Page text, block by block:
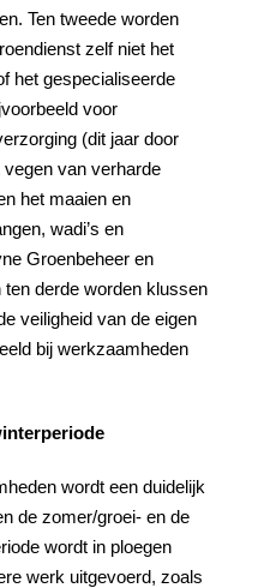
Ten tweede worden
zelf niet het
het gespecialiseerde
voor
(dit jaar door
van verharde
het maaien en
wadi’s en
Groenbeheer en
derde worden klussen
veiligheid van de eigen
bij werkzaamheden
wordt een duidelijk
de zomer/groei- en de
wordt in ploegen
werk uitgevoerd, zoals